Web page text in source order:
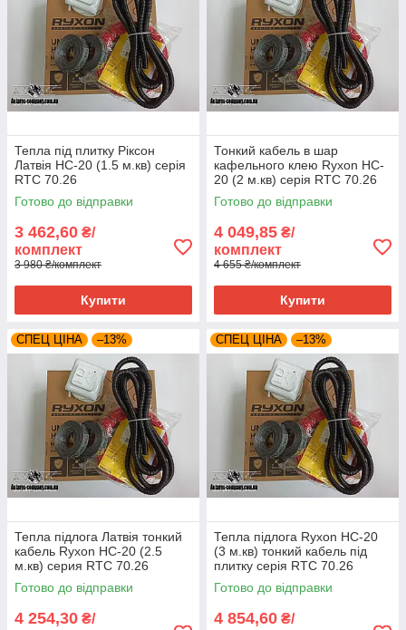
Тепла під плитку Ріксон
Латвія HC-20 (1.5 м.кв) серія
RTC 70.26
Готово до відправки
3 462,60 ₴/
комплект
3 980 ₴/комплект
Купити
Тонкий кабель в шар
кафельного клею Ryxon HC-
20 (2 м.кв) серія RTC 70.26
Готово до відправки
4 049,85 ₴/
комплект
4 655 ₴/комплект
Купити
СПЕЦ ЦІНА –13%
Тепла підлога Латвія тонкий
кабель Ryxon HC-20 (2.5
м.кв) серия RTC 70.26
Готово до відправки
4 254,30 ₴/
СПЕЦ ЦІНА –13%
Тепла підлога Ryxon HC-20
(3 м.кв) тонкий кабель під
плитку серія RTC 70.26
Готово до відправки
4 854,60 ₴/